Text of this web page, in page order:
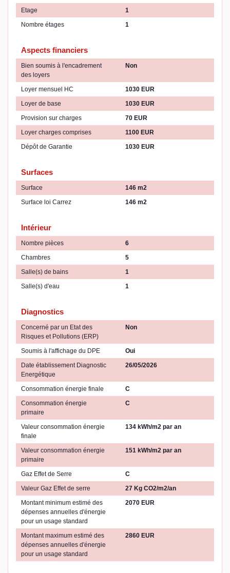
Etage
1
Nombre étages
1
Aspects financiers
Bien soumis à l'encadrement
des loyers
Non
Loyer mensuel HC
1030 EUR
Loyer de base
1030 EUR
Provision sur charges
70 EUR
Loyer charges comprises
1100 EUR
Dépôt de Garantie
1030 EUR
Surfaces
Surface
146 m2
Surface loi Carrez
146 m2
Intérieur
Nombre pièces
6
Chambres
5
Salle(s) de bains
1
Salle(s) d'eau
1
Diagnostics
Concerné par un Etat des
Risques et Pollutions (ERP)
Non
Soumis à l'affichage du DPE
Oui
Date établissement Diagnostic
Energétique
26/05/2026
Consommation énergie finale
C
Consommation énergie
primaire
C
Valeur consommation énergie
finale
134 kWh/m2 par an
Valeur consommation énergie
primaire
151 kWh/m2 par an
Gaz Effet de Serre
C
Valeur Gaz Effet de serre
27 Kg CO2/m2/an
Montant minimum estimé des
dépenses annuelles d'énergie
pour un usage standard
2070 EUR
Montant maximum estimé des
dépenses annuelles d'énergie
pour un usage standard
2860 EUR